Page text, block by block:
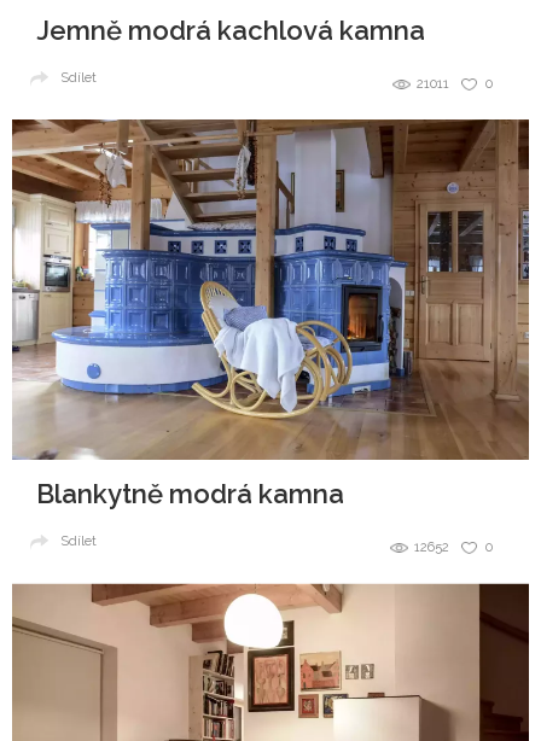
Jemně modrá kachlová kamna
0
21011
Sdílet
Blankytně modrá kamna
0
12652
Sdílet